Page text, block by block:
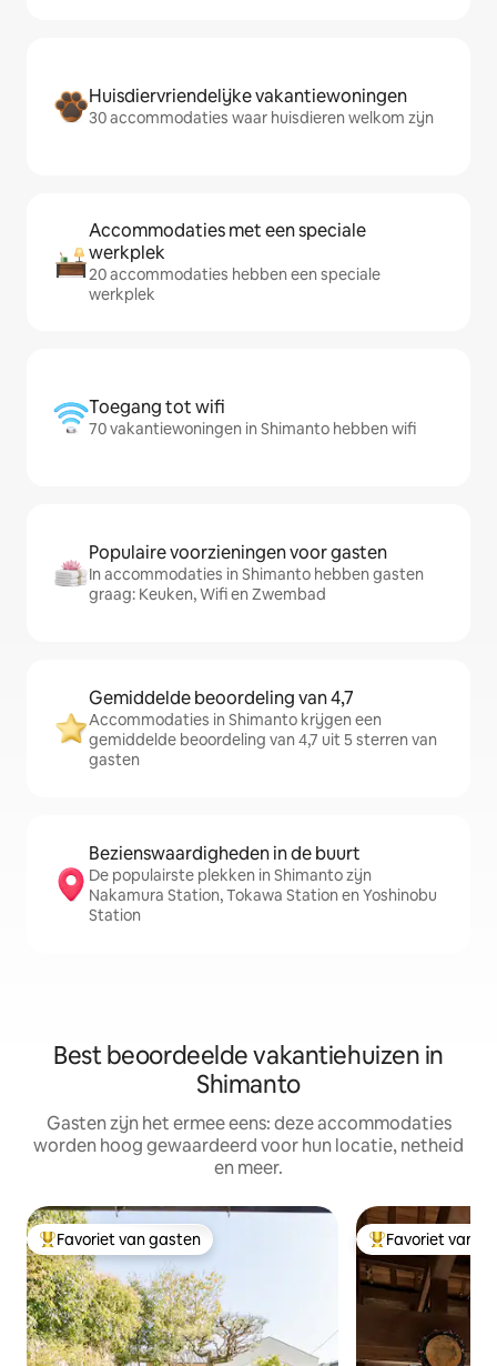
Huisdiervriendelijke vakantiewoningen
30 accommodaties waar huisdieren welkom zijn
Accommodaties met een speciale
werkplek
20 accommodaties hebben een speciale
werkplek
Toegang tot wifi
70 vakantiewoningen in Shimanto hebben wifi
Populaire voorzieningen voor gasten
In accommodaties in Shimanto hebben gasten
graag: Keuken, Wifi en Zwembad
Gemiddelde beoordeling van 4,7
Accommodaties in Shimanto krijgen een
gemiddelde beoordeling van 4,7 uit 5 sterren van
gasten
Bezienswaardigheden in de buurt
De populairste plekken in Shimanto zijn
Nakamura Station, Tokawa Station en Yoshinobu
Station
Best beoordeelde vakantiehuizen in
Shimanto
Gasten zijn het ermee eens: deze accommodaties
worden hoog gewaardeerd voor hun locatie, netheid
en meer.
Topfavoriet van gasten
Favoriet van gasten Topfavoriet van
Favoriet van